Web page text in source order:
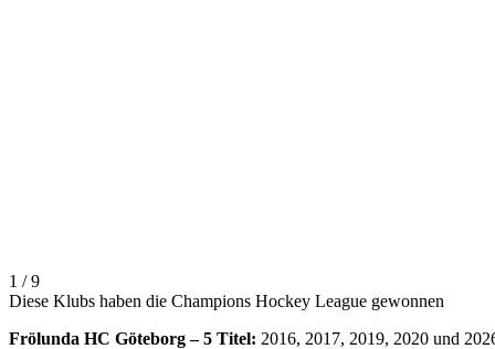
1 / 9
Diese Klubs haben die Champions Hockey League gewonnen
Frölunda HC Göteborg – 5 Titel: 2016, 2017, 2019, 2020 und